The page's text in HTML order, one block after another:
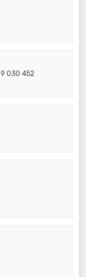
9 030 452